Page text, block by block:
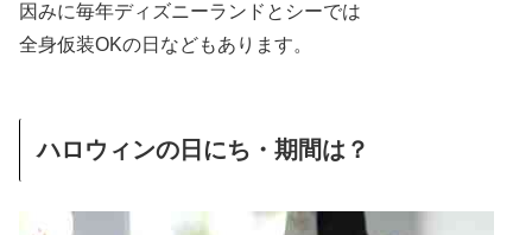
因みに毎年ディズニーランドとシーでは
全身仮装OKの日などもあります。
ハロウィンの日にち・期間は？